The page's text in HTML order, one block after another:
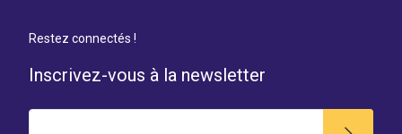
Restez connectés !
Inscrivez-vous à la newsletter